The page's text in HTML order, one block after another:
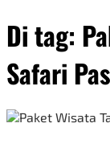
Di tag:
Safari